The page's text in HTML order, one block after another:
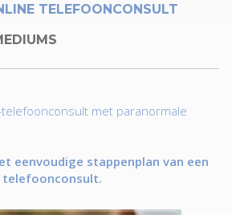
TELEFOONCONSULT
met paranormale
eenvoudige stappenplan van een
telefoonconsult.